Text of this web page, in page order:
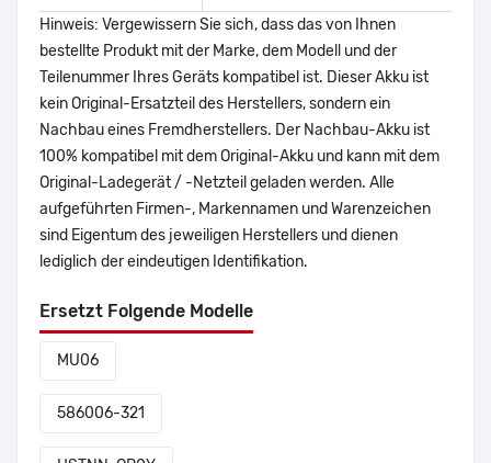
Hinweis: Vergewissern Sie sich, dass das von Ihnen
bestellte Produkt mit der Marke, dem Modell und der
Teilenummer Ihres Geräts kompatibel ist. Dieser Akku ist
kein Original-Ersatzteil des Herstellers, sondern ein
Nachbau eines Fremdherstellers. Der Nachbau-Akku ist
100% kompatibel mit dem Original-Akku und kann mit dem
Original-Ladegerät / -Netzteil geladen werden. Alle
aufgeführten Firmen-, Markennamen und Warenzeichen
sind Eigentum des jeweiligen Herstellers und dienen
lediglich der eindeutigen Identifikation.
Ersetzt Folgende Modelle
MU06
586006-321